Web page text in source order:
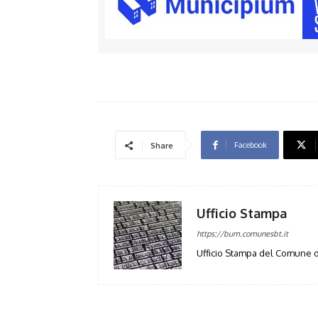
Share Facebook
Ufficio Stampa
https://bum.comunesbt.it
Ufficio Stampa del Comune